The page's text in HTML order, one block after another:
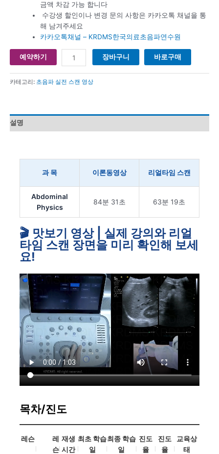
금액 차감 가능 합니다
수강생 할인이나 변경 문의 사항은 카카오톡 채널을 통
해 남겨주세요
카카오톡채널 – KRDMS한국의료초음파연수원
예약하기 장바구니 바로구매
카테고리: 초음파 실전 스캔 영상
설명
과 목 이론동영상 리얼타임 스캔
Abdominal
Physics
84분 31초 63분 19초
🎬 맛보기 영상 | 실제 강의와 리얼
타임 스캔 장면을 미리 확인해 보세
요!
목차/진도
레슨
레
슨
재생
시간
최초 학습
일
최종 학습
일
진도
율
진도
율
교육상
태